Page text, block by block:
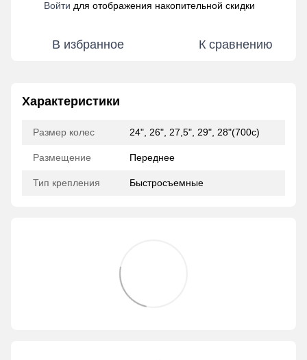
Войти для отображения накопительной скидки
В избранное К сравнению
Характеристики
Размер колес 24", 26", 27,5", 29", 28"(700с)
Размещение Переднее
Тип крепления Быстросъемные